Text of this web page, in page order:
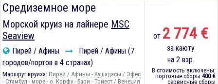
Средиземное море
Морской круиз на лайнере MSC
Seaview
Пирей / Афины
Пирей / Афины (7
городов/портов в 4 странах)
Маршрут круиза: Пирей / Афины - Кушадасы / Эфес
- Стамбул - море - о. Корфу - Бари - Триест / Венеция
от 2 774 €
за каюту
на 2 взр.
В стоимость включены:
портовые сборы 400 €
сервисные сборы